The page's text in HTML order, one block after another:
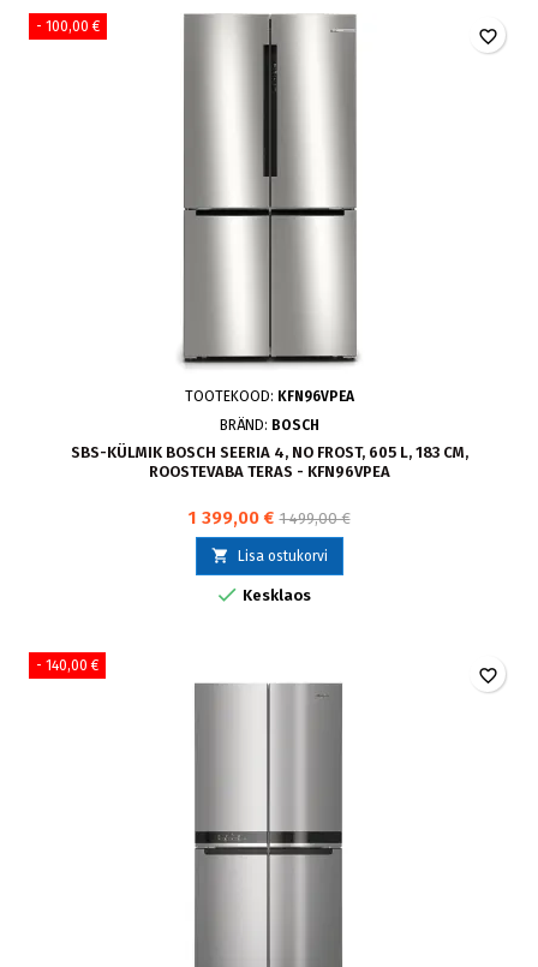
- 100,00 €
TOOTEKOOD: KFN96VPEA
BRÄND: BOSCH
SBS-KÜLMIK BOSCH SEERIA 4, NO FROST, 605 L, 183 CM,
ROOSTEVABA TERAS - KFN96VPEA
1 399,00 € 1 499,00 €
 Lisa ostukorvi
 Kesklaos
favorite_border
- 140,00 € favorite_border